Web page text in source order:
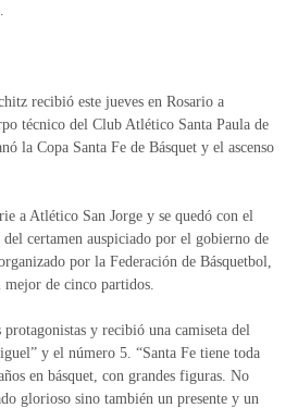
recibió este jueves en Rosario a
técnico del Club Atlético Santa Paula de
la Copa Santa Fe de Básquet y el ascenso
a Atlético San Jorge y se quedó con el
certamen auspiciado por el gobierno de
por la Federación de Básquetbol,
de cinco partidos.
y recibió una camiseta del
y el número 5. “Santa Fe tiene toda
en básquet, con grandes figuras. No
glorioso sino también un presente y un